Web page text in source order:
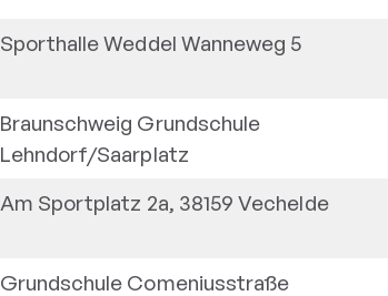
Sporthalle Weddel Wanneweg 5
Braunschweig Grundschule
Lehndorf/Saarplatz
Am Sportplatz 2a, 38159 Vechelde
Grundschule Comeniusstraße